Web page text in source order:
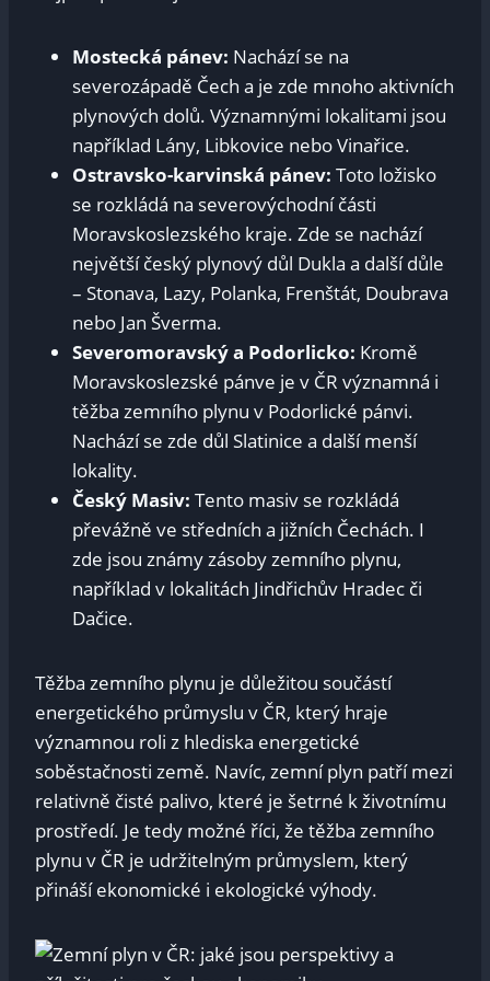
Mostecká pánev: Nachází se na
severozápadě Čech a je zde mnoho aktivních
plynových dolů. Významnými lokalitami jsou
například Lány, Libkovice nebo Vinařice.
Ostravsko-karvinská pánev: Toto ložisko
se rozkládá na severovýchodní části
Moravskoslezského kraje. Zde se nachází
největší český plynový důl Dukla a další důle
– Stonava, Lazy, Polanka, Frenštát, Doubrava
nebo Jan Šverma.
Severomoravský a Podorlicko: Kromě
Moravskoslezské pánve je v ČR významná i
těžba zemního plynu v Podorlické pánvi.
Nachází se zde důl Slatinice a další menší
lokality.
Český Masiv: Tento masiv se rozkládá
převážně ve středních a jižních Čechách. I
zde jsou známy zásoby zemního plynu,
například v lokalitách Jindřichův Hradec či
Dačice.
Těžba zemního plynu je důležitou součástí
energetického průmyslu v ČR, který hraje
významnou roli z hlediska energetické
soběstačnosti země. Navíc, zemní plyn patří mezi
relativně čisté palivo, které je šetrné k životnímu
prostředí. Je tedy možné říci, že těžba zemního
plynu v ČR je udržitelným průmyslem, který
přináší ekonomické i ekologické výhody.